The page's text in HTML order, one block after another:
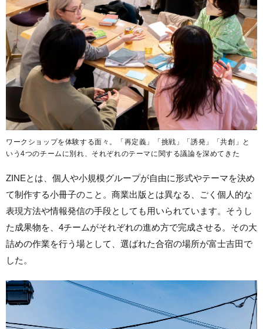
ワークショップを体験する面々。「再定義」「挑戦」「誘発」「共創」と
いう4つのチームに別れ、それぞれのテーマに関する議論を深めてきた
ZINEとは、個人や小規模グループが自由に形式やテーマを決め
て制作する小冊子のこと。商業出版とは異なる、ごく個人的な
表現方法や情報発信の手段としても用いられています。そうし
た成果物を、4チームがそれぞれの進め方で完成させる。その大
詰めの作業を行う場として、選ばれた合宿の場所が富士吉田で
した。